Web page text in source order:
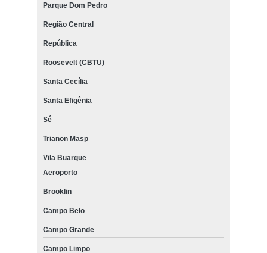
Parque Dom Pedro
Região Central
República
Roosevelt (CBTU)
Santa Cecília
Santa Efigênia
Sé
Trianon Masp
Vila Buarque
Aeroporto
Brooklin
Campo Belo
Campo Grande
Campo Limpo